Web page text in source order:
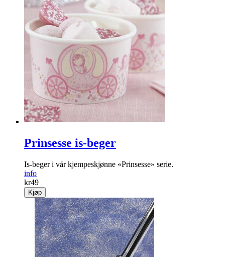
Prinsesse is-beger
Is-beger i vår kjempeskjønne «Prinsesse» serie.
info
kr49
Kjøp